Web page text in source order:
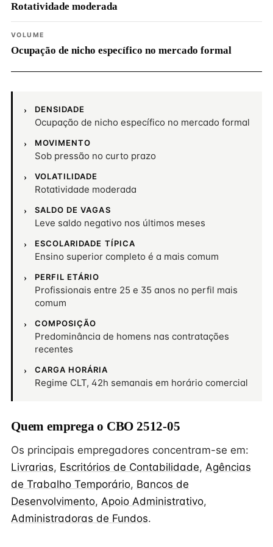
Rotatividade moderada
VOLUME
Ocupação de nicho específico no mercado formal
DENSIDADE
Ocupação de nicho específico no mercado formal
MOVIMENTO
Sob pressão no curto prazo
VOLATILIDADE
Rotatividade moderada
SALDO DE VAGAS
Leve saldo negativo nos últimos meses
ESCOLARIDADE TÍPICA
Ensino superior completo é a mais comum
PERFIL ETÁRIO
Profissionais entre 25 e 35 anos no perfil mais
comum
COMPOSIÇÃO
Predominância de homens nas contratações
recentes
CARGA HORÁRIA
Regime CLT, 42h semanais em horário comercial
Quem emprega o CBO 2512-05
Os principais empregadores concentram-se em:
Livrarias, Escritórios de Contabilidade, Agências
de Trabalho Temporário, Bancos de
Desenvolvimento, Apoio Administrativo,
Administradoras de Fundos.